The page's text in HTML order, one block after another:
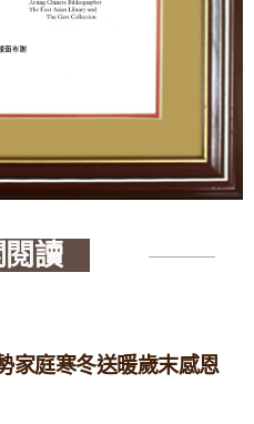
讀
家庭寒冬送暖歲末感恩